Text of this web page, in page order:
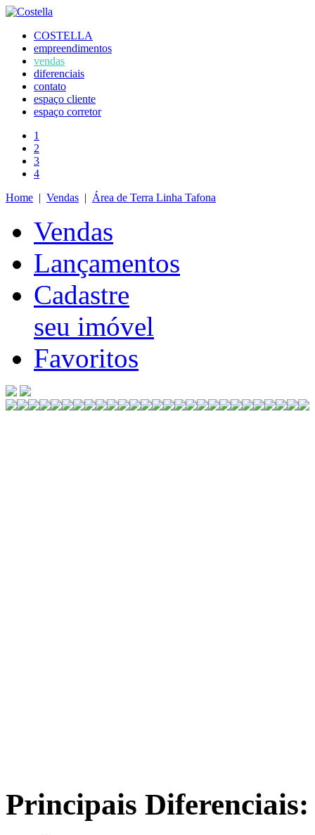
COSTELLA
empreendimentos
vendas
diferenciais
contato
espaço cliente
espaço corretor
1
2
3
4
Home | Vendas | Área de Terra Linha Tafona
Vendas
Lançamentos
Cadastre
seu imóvel
Favoritos
Principais Diferenciais: